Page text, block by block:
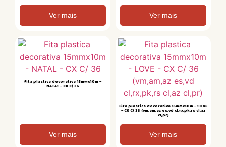
Ver mais Ver mais
Fita plastica decorativa 15mmx10m –
NATAL – CX C/ 36
Ver mais
Fita plastica decorativa 15mmx10m – LOVE
– CX C/ 36 (vm,am,az es,vd cl,rx,pk,rs cl,az
cl,pr)
Ver mais